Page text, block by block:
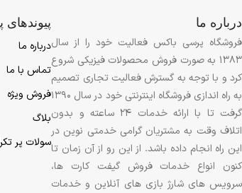
درباره ما
فروشگاه پرسی باکس فعالیت خود را از سال
1383 به صورت فروش محصولات فیزیکی شروع
کرد و با توجه به گسترش فعالیت تجاری تصمیم
به راه اندازی فروشگاه اینترنتی خود در سال 1390
گرفت تا با ارائه خدمات 24 ساعته و بدون
اتلاف وقت به مشتریان گرامی خدمتی نوین در
این راه انجام داده باشد. از این رو از آن زمان تا
کنون انواع خدمات فروش گیفت کارت ها،
سرویس های شارژ بازی های آنلاین و خدمات
پیوندهای
درباره ما
تماس با ما
فروش ویژه
بلاگ
سولات پر